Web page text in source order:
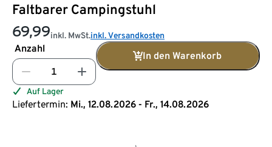
Faltbarer Campingstuhl
69,99inkl. MwSt.inkl. Versandkosten
Anzahl
In den Warenkorb
Auf Lager
Liefertermin: Mi., 12.08.2026 - Fr., 14.08.2026